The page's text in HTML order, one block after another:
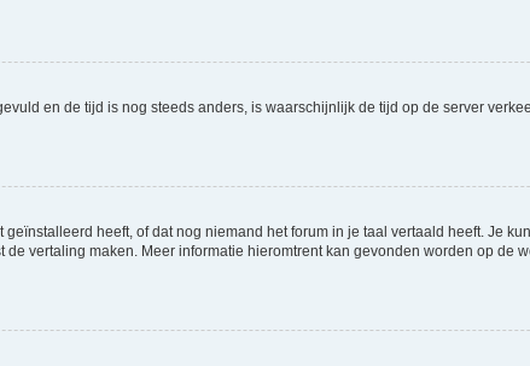
en de tijd is nog steeds anders, is waarschijnlijk de tijd op de server
heeft, of dat nog niemand het forum in je taal vertaald heeft. Je
vertaling maken. Meer informatie hieromtrent kan gevonden worden op de